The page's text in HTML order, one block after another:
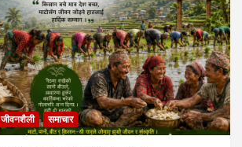
जीवनशैली समाचार